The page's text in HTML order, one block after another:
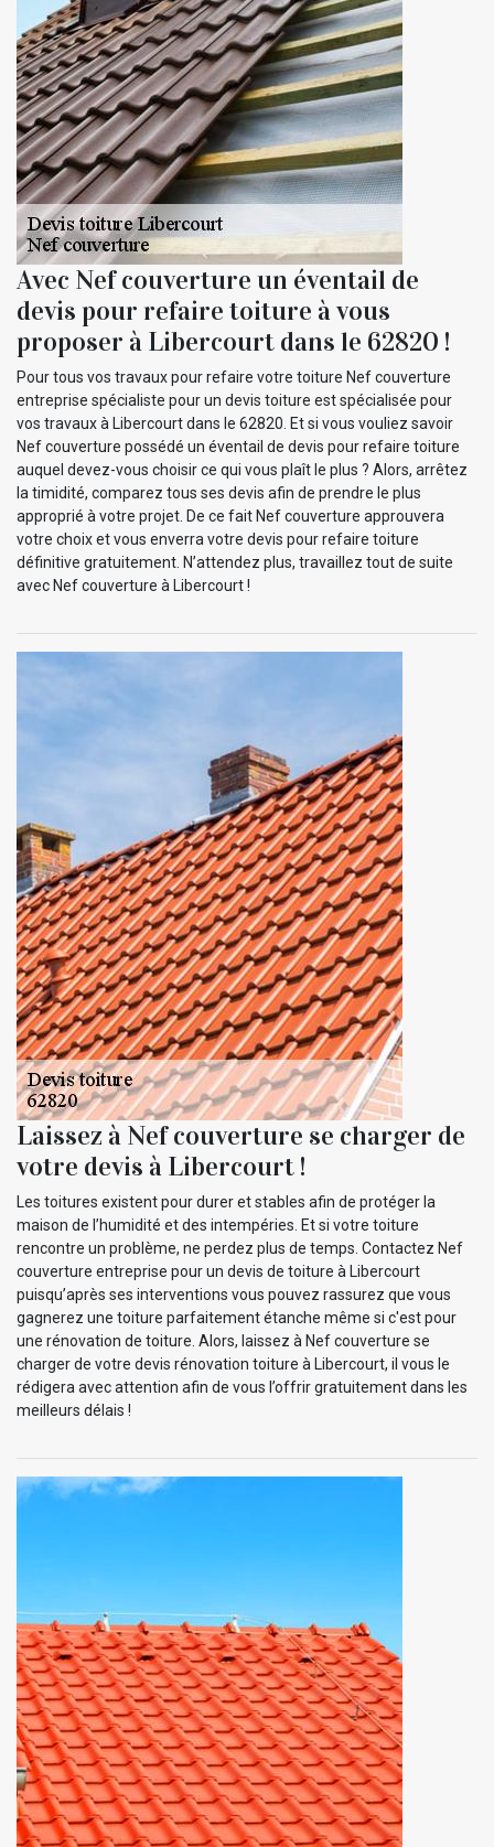
Avec Nef couverture un éventail de
devis pour refaire toiture à vous
proposer à Libercourt dans le 62820 !
Pour tous vos travaux pour refaire votre toiture Nef couverture
entreprise spécialiste pour un devis toiture est spécialisée pour
vos travaux à Libercourt dans le 62820. Et si vous vouliez savoir
Nef couverture possédé un éventail de devis pour refaire toiture
auquel devez-vous choisir ce qui vous plaît le plus ? Alors, arrêtez
la timidité, comparez tous ses devis afin de prendre le plus
approprié à votre projet. De ce fait Nef couverture approuvera
votre choix et vous enverra votre devis pour refaire toiture
définitive gratuitement. N’attendez plus, travaillez tout de suite
avec Nef couverture à Libercourt !
Laissez à Nef couverture se charger de
votre devis à Libercourt !
Les toitures existent pour durer et stables afin de protéger la
maison de l’humidité et des intempéries. Et si votre toiture
rencontre un problème, ne perdez plus de temps. Contactez Nef
couverture entreprise pour un devis de toiture à Libercourt
puisqu’après ses interventions vous pouvez rassurez que vous
gagnerez une toiture parfaitement étanche même si c'est pour
une rénovation de toiture. Alors, laissez à Nef couverture se
charger de votre devis rénovation toiture à Libercourt, il vous le
rédigera avec attention afin de vous l’offrir gratuitement dans les
meilleurs délais !